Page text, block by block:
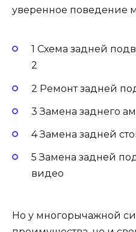
уверенное поведение
1 Схема задней
2
2 Ремонт задней
3 Замена заднего
4 Замена задней
5 Замена задней
видео
Но у многорычажной